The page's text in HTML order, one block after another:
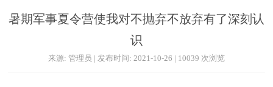
暑期军事夏令营使我对不抛弃不放弃有了深刻认
识
来源: 管理员 | 发布时间: 2021-10-26 | 10039 次浏览